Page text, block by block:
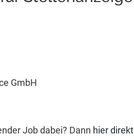
GmbH
Job dabei? Dann hier direkt